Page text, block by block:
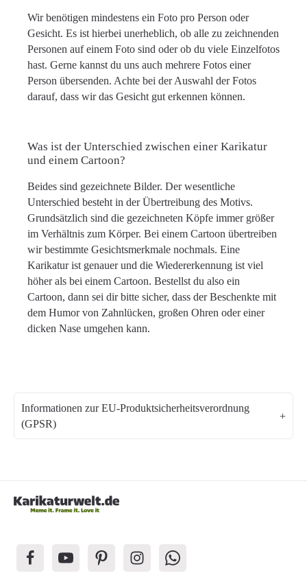
Wir benötigen mindestens ein Foto pro Person oder
Gesicht. Es ist hierbei unerheblich, ob alle zu zeichnenden
Personen auf einem Foto sind oder ob du viele Einzelfotos
hast. Gerne kannst du uns auch mehrere Fotos einer
Person übersenden. Achte bei der Auswahl der Fotos
darauf, dass wir das Gesicht gut erkennen können.
Was ist der Unterschied zwischen einer Karikatur
und einem Cartoon?
Beides sind gezeichnete Bilder. Der wesentliche
Unterschied besteht in der Übertreibung des Motivs.
Grundsätzlich sind die gezeichneten Köpfe immer größer
im Verhältnis zum Körper. Bei einem Cartoon übertreiben
wir bestimmte Gesichtsmerkmale nochmals. Eine
Karikatur ist genauer und die Wiedererkennung ist viel
höher als bei einem Cartoon. Bestellst du also ein
Cartoon, dann sei dir bitte sicher, dass der Beschenkte mit
dem Humor von Zahnlücken, großen Ohren oder einer
dicken Nase umgehen kann.
Informationen zur EU-Produktsicherheitsverordnung
(GPSR)